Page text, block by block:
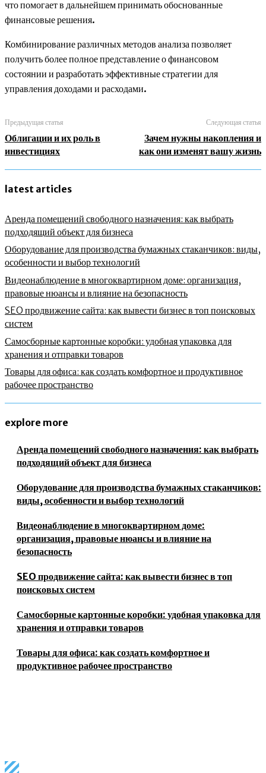
что помогает в дальнейшем принимать обоснованные
финансовые решения.
Комбинирование различных методов анализа позволяет
получить более полное представление о финансовом
состоянии и разработать эффективные стратегии для
управления доходами и расходами.
Предыдущая статья
Облигации и их роль в
инвестициях
Следующая статья
Зачем нужны накопления и
как они изменят вашу жизнь
latest articles
Аренда помещений свободного назначения: как выбрать
подходящий объект для бизнеса
Оборудование для производства бумажных стаканчиков: виды,
особенности и выбор технологий
Видеонаблюдение в многоквартирном доме: организация,
правовые нюансы и влияние на безопасность
SEO продвижение сайта: как вывести бизнес в топ поисковых
систем
Самосборные картонные коробки: удобная упаковка для
хранения и отправки товаров
Товары для офиса: как создать комфортное и продуктивное
рабочее пространство
explore more
Аренда помещений свободного назначения: как выбрать
подходящий объект для бизнеса
Оборудование для производства бумажных стаканчиков:
виды, особенности и выбор технологий
Видеонаблюдение в многоквартирном доме:
организация, правовые нюансы и влияние на
безопасность
SEO продвижение сайта: как вывести бизнес в топ
поисковых систем
Самосборные картонные коробки: удобная упаковка для
хранения и отправки товаров
Товары для офиса: как создать комфортное и
продуктивное рабочее пространство